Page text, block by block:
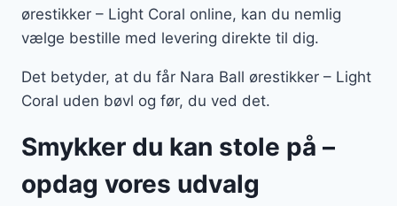
ørestikker – Light Coral online, kan du nemlig
vælge bestille med levering direkte til dig.
Det betyder, at du får Nara Ball ørestikker – Light
Coral uden bøvl og før, du ved det.
Smykker du kan stole på –
opdag vores udvalg